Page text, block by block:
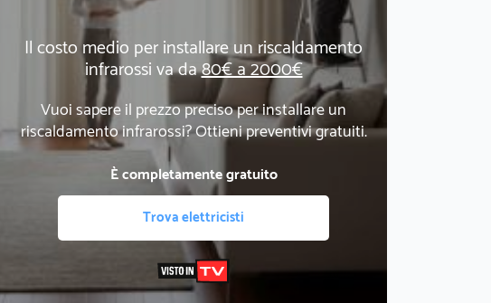
Il costo medio per installare un riscaldamento
infrarossi va da80€ a 2000€
Vuoi sapere il prezzo preciso per installare un
riscaldamento infrarossi? Ottieni preventivi gratuiti.
È completamente gratuito
Trova elettricisti